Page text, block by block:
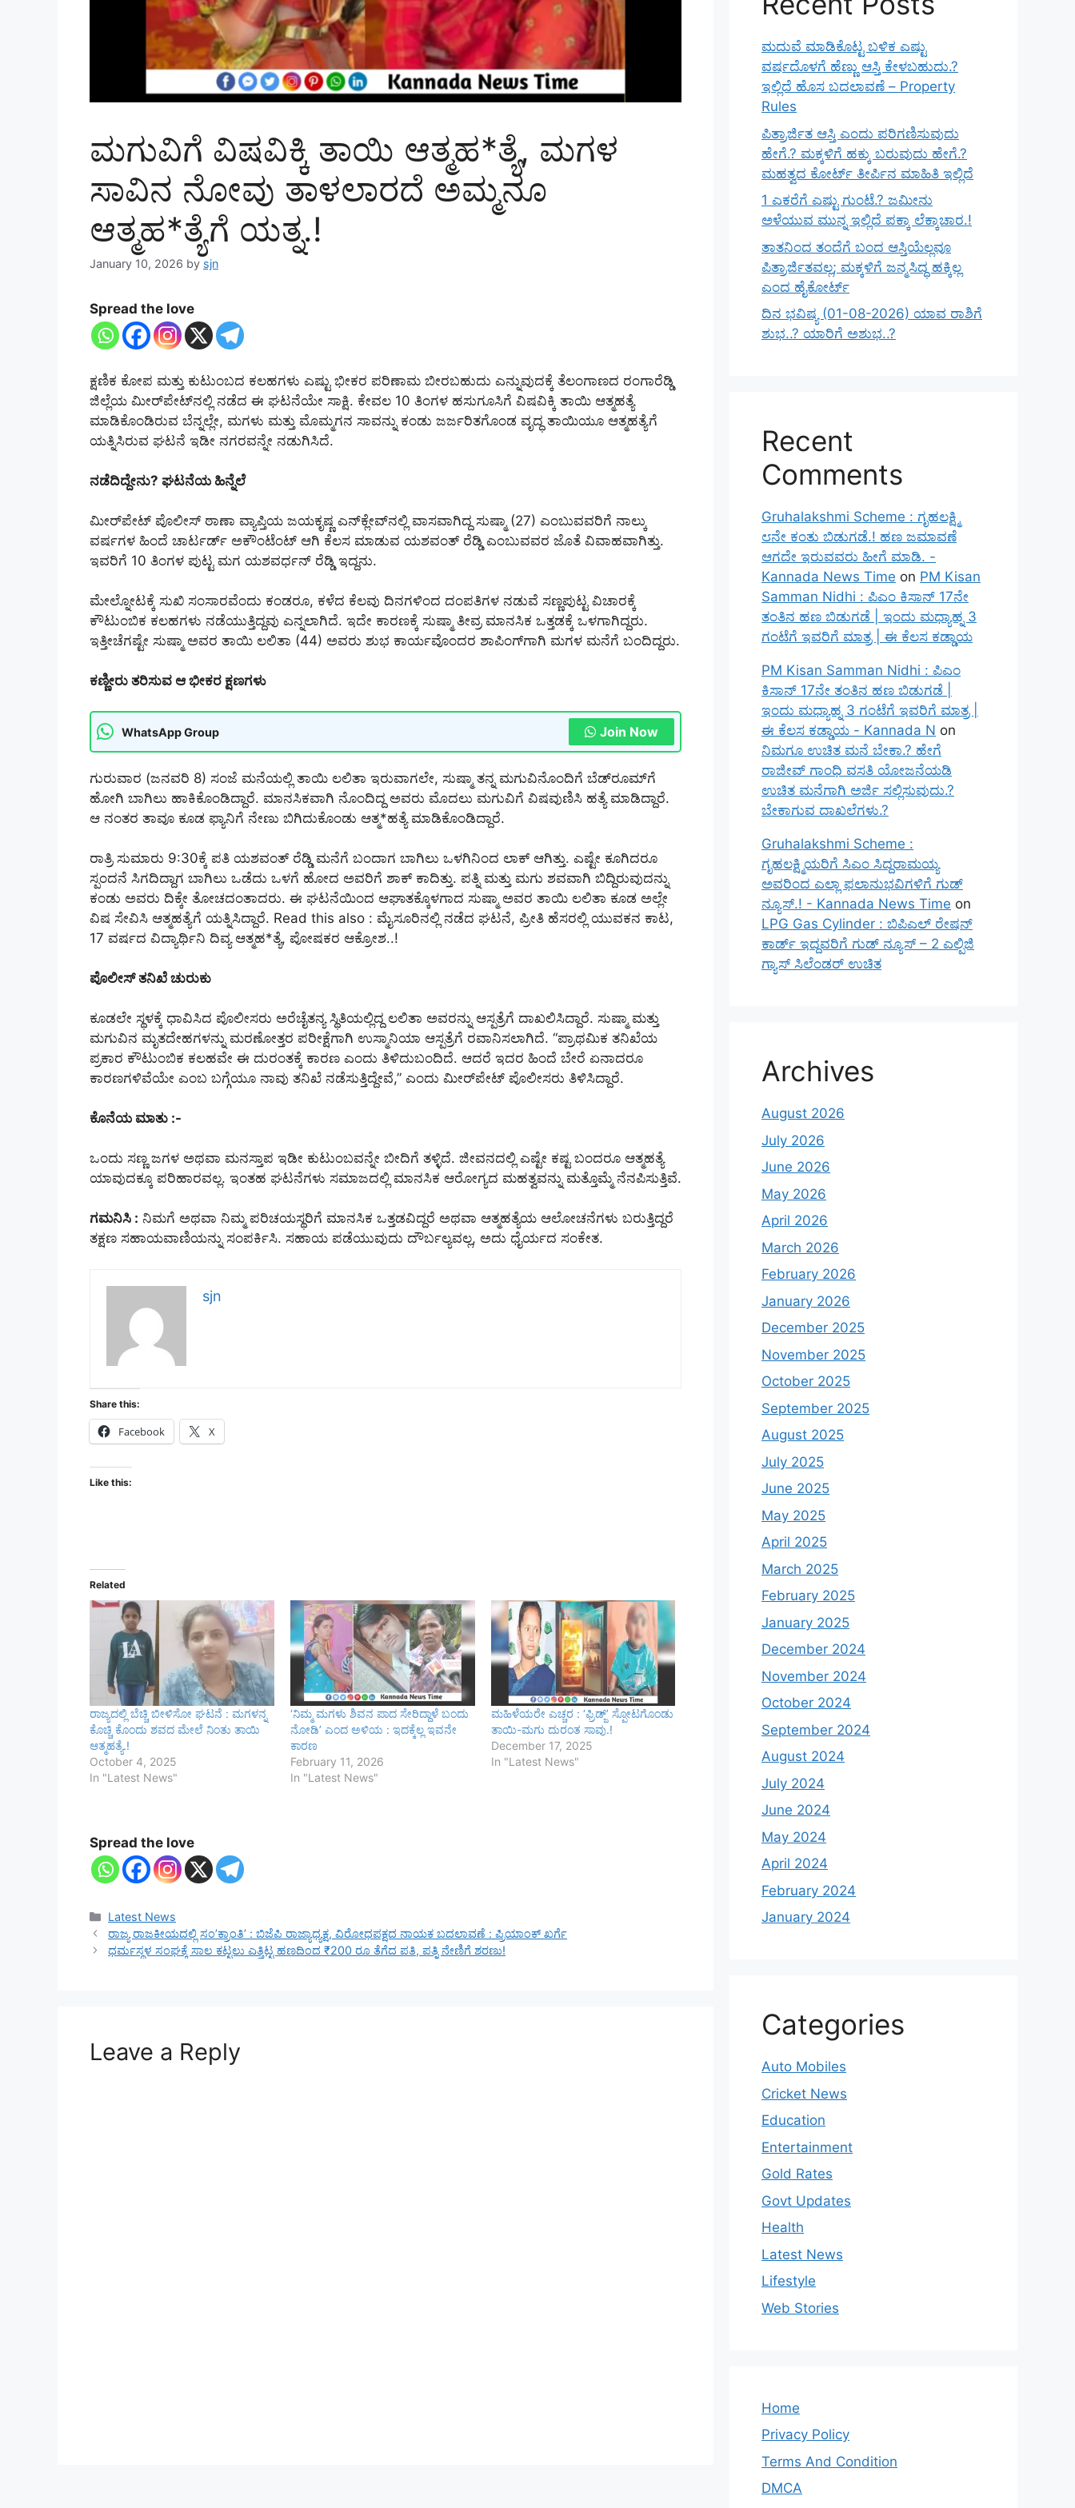
ಮಗುವಿಗೆ ವಿಷವಿಕ್ಕಿ ತಾಯಿ ಆತ್ಮಹ*ತ್ಯೆ, ಮಗಳ
ಸಾವಿನ ನೋವು ತಾಳಲಾರದೆ ಅಮ್ಮನೂ
ಆತ್ಮಹ*ತ್ಯೆಗೆ ಯತ್ನ.!
January 10, 2026 by sjn
Spread the love
ಕ್ಷಣಿಕ ಕೋಪ ಮತ್ತು ಕುಟುಂಬದ ಕಲಹಗಳು ಎಷ್ಟು ಭೀಕರ ಪರಿಣಾಮ ಬೀರಬಹುದು ಎನ್ನುವುದಕ್ಕೆ ತೆಲಂಗಾಣದ ರಂಗಾರೆಡ್ಡಿ
ಜಿಲ್ಲೆಯ ಮೀರ್‌ಪೇಟ್‌ನಲ್ಲಿ ನಡೆದ ಈ ಘಟನೆಯೇ ಸಾಕ್ಷಿ. ಕೇವಲ 10 ತಿಂಗಳ ಹಸುಗೂಸಿಗೆ ವಿಷವಿಕ್ಕಿ ತಾಯಿ ಆತ್ಮಹತ್ಯೆ
ಮಾಡಿಕೊಂಡಿರುವ ಬೆನ್ನಲ್ಲೇ, ಮಗಳು ಮತ್ತು ಮೊಮ್ಮಗನ ಸಾವನ್ನು ಕಂಡು ಜರ್ಜರಿತಗೊಂಡ ವೃದ್ಧ ತಾಯಿಯೂ ಆತ್ಮಹತ್ಯೆಗೆ
ಯತ್ನಿಸಿರುವ ಘಟನೆ ಇಡೀ ನಗರವನ್ನೇ ನಡುಗಿಸಿದೆ.
ನಡೆದಿದ್ದೇನು? ಘಟನೆಯ ಹಿನ್ನೆಲೆ
ಮೀರ್‌ಪೇಟ್ ಪೊಲೀಸ್ ಠಾಣಾ ವ್ಯಾಪ್ತಿಯ ಜಯಕೃಷ್ಣ ಎನ್‌ಕ್ಲೇವ್‌ನಲ್ಲಿ ವಾಸವಾಗಿದ್ದ ಸುಷ್ಮಾ (27) ಎಂಬುವವರಿಗೆ ನಾಲ್ಕು
ವರ್ಷಗಳ ಹಿಂದೆ ಚಾರ್ಟರ್ಡ್ ಅಕೌಂಟೆಂಟ್ ಆಗಿ ಕೆಲಸ ಮಾಡುವ ಯಶವಂತ್ ರೆಡ್ಡಿ ಎಂಬುವವರ ಜೊತೆ ವಿವಾಹವಾಗಿತ್ತು.
ಇವರಿಗೆ 10 ತಿಂಗಳ ಪುಟ್ಟ ಮಗ ಯಶವರ್ಧನ್ ರೆಡ್ಡಿ ಇದ್ದನು.
ಮೇಲ್ನೋಟಕ್ಕೆ ಸುಖಿ ಸಂಸಾರವೆಂದು ಕಂಡರೂ, ಕಳೆದ ಕೆಲವು ದಿನಗಳಿಂದ ದಂಪತಿಗಳ ನಡುವೆ ಸಣ್ಣಪುಟ್ಟ ವಿಚಾರಕ್ಕೆ
ಕೌಟುಂಬಿಕ ಕಲಹಗಳು ನಡೆಯುತ್ತಿದ್ದವು ಎನ್ನಲಾಗಿದೆ. ಇದೇ ಕಾರಣಕ್ಕೆ ಸುಷ್ಮಾ ತೀವ್ರ ಮಾನಸಿಕ ಒತ್ತಡಕ್ಕೆ ಒಳಗಾಗಿದ್ದರು.
ಇತ್ತೀಚೆಗಷ್ಟೇ ಸುಷ್ಮಾ ಅವರ ತಾಯಿ ಲಲಿತಾ (44) ಅವರು ಶುಭ ಕಾರ್ಯವೊಂದರ ಶಾಪಿಂಗ್‌ಗಾಗಿ ಮಗಳ ಮನೆಗೆ ಬಂದಿದ್ದರು.
ಕಣ್ಣೀರು ತರಿಸುವ ಆ ಭೀಕರ ಕ್ಷಣಗಳು
WhatsApp Group Join Now
ಗುರುವಾರ (ಜನವರಿ 8) ಸಂಜೆ ಮನೆಯಲ್ಲಿ ತಾಯಿ ಲಲಿತಾ ಇರುವಾಗಲೇ, ಸುಷ್ಮಾ ತನ್ನ ಮಗುವಿನೊಂದಿಗೆ ಬೆಡ್‌ರೂಮ್‌ಗೆ
ಹೋಗಿ ಬಾಗಿಲು ಹಾಕಿಕೊಂಡಿದ್ದಾರೆ. ಮಾನಸಿಕವಾಗಿ ನೊಂದಿದ್ದ ಅವರು ಮೊದಲು ಮಗುವಿಗೆ ವಿಷವುಣಿಸಿ ಹತ್ಯೆ ಮಾಡಿದ್ದಾರೆ.
ಆ ನಂತರ ತಾವೂ ಕೂಡ ಫ್ಯಾನಿಗೆ ನೇಣು ಬಿಗಿದುಕೊಂಡು ಆತ್ಮ*ಹತ್ಯೆ ಮಾಡಿಕೊಂಡಿದ್ದಾರೆ.
ರಾತ್ರಿ ಸುಮಾರು 9:30ಕ್ಕೆ ಪತಿ ಯಶವಂತ್ ರೆಡ್ಡಿ ಮನೆಗೆ ಬಂದಾಗ ಬಾಗಿಲು ಒಳಗಿನಿಂದ ಲಾಕ್ ಆಗಿತ್ತು. ಎಷ್ಟೇ ಕೂಗಿದರೂ
ಸ್ಪಂದನೆ ಸಿಗದಿದ್ದಾಗ ಬಾಗಿಲು ಒಡೆದು ಒಳಗೆ ಹೋದ ಅವರಿಗೆ ಶಾಕ್ ಕಾದಿತ್ತು. ಪತ್ನಿ ಮತ್ತು ಮಗು ಶವವಾಗಿ ಬಿದ್ದಿರುವುದನ್ನು
ಕಂಡು ಅವರು ದಿಕ್ಕೇ ತೋಚದಂತಾದರು. ಈ ಘಟನೆಯಿಂದ ಆಘಾತಕ್ಕೊಳಗಾದ ಸುಷ್ಮಾ ಅವರ ತಾಯಿ ಲಲಿತಾ ಕೂಡ ಅಲ್ಲೇ
ವಿಷ ಸೇವಿಸಿ ಆತ್ಮಹತ್ಯೆಗೆ ಯತ್ನಿಸಿದ್ದಾರೆ. Read this also : ಮೈಸೂರಿನಲ್ಲಿ ನಡೆದ ಘಟನೆ, ಪ್ರೀತಿ ಹೆಸರಲ್ಲಿ ಯುವಕನ ಕಾಟ,
17 ವರ್ಷದ ವಿದ್ಯಾರ್ಥಿನಿ ದಿವ್ಯ ಆತ್ಮಹ*ತ್ಯೆ, ಪೋಷಕರ ಆಕ್ರೋಶ..!
ಪೊಲೀಸ್ ತನಿಖೆ ಚುರುಕು
ಕೂಡಲೇ ಸ್ಥಳಕ್ಕೆ ಧಾವಿಸಿದ ಪೊಲೀಸರು ಅರೆಚೈತನ್ಯ ಸ್ಥಿತಿಯಲ್ಲಿದ್ದ ಲಲಿತಾ ಅವರನ್ನು ಆಸ್ಪತ್ರೆಗೆ ದಾಖಲಿಸಿದ್ದಾರೆ. ಸುಷ್ಮಾ ಮತ್ತು
ಮಗುವಿನ ಮೃತದೇಹಗಳನ್ನು ಮರಣೋತ್ತರ ಪರೀಕ್ಷೆಗಾಗಿ ಉಸ್ಮಾನಿಯಾ ಆಸ್ಪತ್ರೆಗೆ ರವಾನಿಸಲಾಗಿದೆ. “ಪ್ರಾಥಮಿಕ ತನಿಖೆಯ
ಪ್ರಕಾರ ಕೌಟುಂಬಿಕ ಕಲಹವೇ ಈ ದುರಂತಕ್ಕೆ ಕಾರಣ ಎಂದು ತಿಳಿದುಬಂದಿದೆ. ಆದರೆ ಇದರ ಹಿಂದೆ ಬೇರೆ ಏನಾದರೂ
ಕಾರಣಗಳಿವೆಯೇ ಎಂಬ ಬಗ್ಗೆಯೂ ನಾವು ತನಿಖೆ ನಡೆಸುತ್ತಿದ್ದೇವೆ,” ಎಂದು ಮೀರ್‌ಪೇಟ್ ಪೊಲೀಸರು ತಿಳಿಸಿದ್ದಾರೆ.
ಕೊನೆಯ ಮಾತು :-
ಒಂದು ಸಣ್ಣ ಜಗಳ ಅಥವಾ ಮನಸ್ತಾಪ ಇಡೀ ಕುಟುಂಬವನ್ನೇ ಬೀದಿಗೆ ತಳ್ಳಿದೆ. ಜೀವನದಲ್ಲಿ ಎಷ್ಟೇ ಕಷ್ಟ ಬಂದರೂ ಆತ್ಮಹತ್ಯೆ
ಯಾವುದಕ್ಕೂ ಪರಿಹಾರವಲ್ಲ. ಇಂತಹ ಘಟನೆಗಳು ಸಮಾಜದಲ್ಲಿ ಮಾನಸಿಕ ಆರೋಗ್ಯದ ಮಹತ್ವವನ್ನು ಮತ್ತೊಮ್ಮೆ ನೆನಪಿಸುತ್ತಿವೆ.
ಗಮನಿಸಿ : ನಿಮಗೆ ಅಥವಾ ನಿಮ್ಮ ಪರಿಚಯಸ್ಥರಿಗೆ ಮಾನಸಿಕ ಒತ್ತಡವಿದ್ದರೆ ಅಥವಾ ಆತ್ಮಹತ್ಯೆಯ ಆಲೋಚನೆಗಳು ಬರುತ್ತಿದ್ದರೆ
ತಕ್ಷಣ ಸಹಾಯವಾಣಿಯನ್ನು ಸಂಪರ್ಕಿಸಿ. ಸಹಾಯ ಪಡೆಯುವುದು ದೌರ್ಬಲ್ಯವಲ್ಲ, ಅದು ಧೈರ್ಯದ ಸಂಕೇತ.
sjn
Share this:
Facebook X
Like this:
Related
ರಾಜ್ಯದಲ್ಲಿ ಬೆಚ್ಚಿ ಬೀಳಿಸೋ ಘಟನೆ : ಮಗಳನ್ನ
ಕೊಚ್ಚಿ ಕೊಂದು ಶವದ ಮೇಲೆ ನಿಂತು ತಾಯಿ
ಆತ್ಮಹತ್ಯೆ.!
October 4, 2025
In "Latest News"
‘ನಿಮ್ಮ ಮಗಳು ಶಿವನ ಪಾದ ಸೇರಿದ್ದಾಳೆ ಬಂದು
ನೋಡಿ’ ಎಂದ ಅಳಿಯ : ಇದಕ್ಕೆಲ್ಲ ಇವನೇ
ಕಾರಣ
February 11, 2026
In "Latest News"
ಮಹಿಳೆಯರೇ ಎಚ್ಚರ : ‘ಫ್ರಿಡ್ಜ್’ ಸ್ಪೋಟಗೊಂಡು
ತಾಯಿ-ಮಗು ದುರಂತ ಸಾವು.!
December 17, 2025
In "Latest News"
Spread the love
Categories
Latest News
ರಾಜ್ಯ ರಾಜಕೀಯದಲ್ಲಿ ಸಂʼಕ್ರಾಂತಿʼ : ಬಿಜೆಪಿ ರಾಜ್ಯಾಧ್ಯಕ್ಷ, ವಿರೋಧಪಕ್ಷದ ನಾಯಕ ಬದಲಾವಣೆ : ಪ್ರಿಯಾಂಕ್‌ ಖರ್ಗೆ
ಧರ್ಮಸ್ಥಳ ಸಂಘಕ್ಕೆ ಸಾಲ ಕಟ್ಟಲು ಎತ್ತಿಟ್ಟ ಹಣದಿಂದ ₹200 ರೂ ತೆಗೆದ ಪತಿ, ಪತ್ನಿ ನೇಣಿಗೆ ಶರಣು!
Leave a Reply
ಮದುವೆ ಮಾಡಿಕೊಟ್ಟ ಬಳಿಕ ಎಷ್ಟು
ವರ್ಷದೊಳಗೆ ಹೆಣ್ಣು ಆಸ್ತಿ ಕೇಳಬಹುದು.?
ಇಲ್ಲಿದೆ ಹೊಸ ಬದಲಾವಣೆ – Property
Rules
ಪಿತ್ರಾರ್ಜಿತ ಆಸ್ತಿ ಎಂದು ಪರಿಗಣಿಸುವುದು
ಹೇಗೆ.? ಮಕ್ಕಳಿಗೆ ಹಕ್ಕು ಬರುವುದು ಹೇಗೆ.?
ಮಹತ್ವದ ಕೋರ್ಟ್ ತೀರ್ಪಿನ ಮಾಹಿತಿ ಇಲ್ಲಿದೆ
1 ಎಕರೆಗೆ ಎಷ್ಟು ಗುಂಟೆ.? ಜಮೀನು
ಅಳೆಯುವ ಮುನ್ನ ಇಲ್ಲಿದೆ ಪಕ್ಕಾ ಲೆಕ್ಕಾಚಾರ.!
ತಾತನಿಂದ ತಂದೆಗೆ ಬಂದ ಆಸ್ತಿಯೆಲ್ಲವೂ
ಪಿತ್ರಾರ್ಜಿತವಲ್ಲ; ಮಕ್ಕಳಿಗೆ ಜನ್ಮಸಿದ್ಧ ಹಕ್ಕಿಲ್ಲ
ಎಂದ ಹೈಕೋರ್ಟ್
ದಿನ ಭವಿಷ್ಯ (01-08-2026) ಯಾವ ರಾಶಿಗೆ
ಶುಭ..? ಯಾರಿಗೆ ಅಶುಭ..?
Recent
Comments
Gruhalakshmi Scheme : ಗೃಹಲಕ್ಷ್ಮಿ
೮ನೇ ಕಂತು ಬಿಡುಗಡೆ.! ಹಣ ಜಮಾವಣೆ
ಆಗದೇ ಇರುವವರು ಹೀಗೆ ಮಾಡಿ. -
Kannada News Time on PM Kisan
Samman Nidhi : ಪಿಎಂ ಕಿಸಾನ್ 17ನೇ
ತಂತಿನ ಹಣ ಬಿಡುಗಡೆ | ಇಂದು ಮಧ್ಯಾಹ್ನ 3
ಗಂಟೆಗೆ ಇವರಿಗೆ ಮಾತ್ರ | ಈ ಕೆಲಸ ಕಡ್ಡಾಯ
PM Kisan Samman Nidhi : ಪಿಎಂ
ಕಿಸಾನ್ 17ನೇ ತಂತಿನ ಹಣ ಬಿಡುಗಡೆ |
ಇಂದು ಮಧ್ಯಾಹ್ನ 3 ಗಂಟೆಗೆ ಇವರಿಗೆ ಮಾತ್ರ |
ಈ ಕೆಲಸ ಕಡ್ಡಾಯ - Kannada N on
ನಿಮಗೂ ಉಚಿತ ಮನೆ ಬೇಕಾ.? ಹೇಗೆ
ರಾಜೀವ್ ಗಾಂಧಿ ವಸತಿ ಯೋಜನೆಯಡಿ
ಉಚಿತ ಮನೆಗಾಗಿ ಅರ್ಜಿ ಸಲ್ಲಿಸುವುದು.?
ಬೇಕಾಗುವ ದಾಖಲೆಗಳು.?
Gruhalakshmi Scheme :
ಗೃಹಲಕ್ಷ್ಮಿಯರಿಗೆ ಸಿಎಂ ಸಿದ್ದರಾಮಯ್ಯ
ಅವರಿಂದ ಎಲ್ಲಾ ಫಲಾನುಭವಿಗಳಿಗೆ ಗುಡ್
ನ್ಯೂಸ್.! - Kannada News Time on
LPG Gas Cylinder : ಬಿಪಿಎಲ್ ರೇಷನ್
ಕಾರ್ಡ್ ಇದ್ದವರಿಗೆ ಗುಡ್ ನ್ಯೂಸ್ – 2 ಎಲ್ಪಿಜಿ
ಗ್ಯಾಸ್ ಸಿಲೆಂಡರ್ ಉಚಿತ
Archives
August 2026
July 2026
June 2026
May 2026
April 2026
March 2026
February 2026
January 2026
December 2025
November 2025
October 2025
September 2025
August 2025
July 2025
June 2025
May 2025
April 2025
March 2025
February 2025
January 2025
December 2024
November 2024
October 2024
September 2024
August 2024
July 2024
June 2024
May 2024
April 2024
February 2024
January 2024
Categories
Auto Mobiles
Cricket News
Education
Entertainment
Gold Rates
Govt Updates
Health
Latest News
Lifestyle
Web Stories
Home
Privacy Policy
Terms And Condition
DMCA